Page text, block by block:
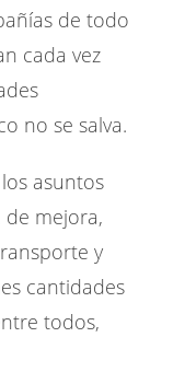
de todo
cada vez
no se salva.
asuntos
mejora,
y
cantidades
todos,